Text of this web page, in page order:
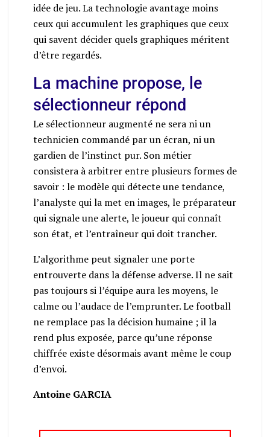
idée de jeu. La technologie avantage moins
ceux qui accumulent les graphiques que ceux
qui savent décider quels graphiques méritent
d’être regardés.
La machine propose, le
sélectionneur répond
Le sélectionneur augmenté ne sera ni un
technicien commandé par un écran, ni un
gardien de l’instinct pur. Son métier
consistera à arbitrer entre plusieurs formes de
savoir : le modèle qui détecte une tendance,
l’analyste qui la met en images, le préparateur
qui signale une alerte, le joueur qui connaît
son état, et l’entraîneur qui doit trancher.
L’algorithme peut signaler une porte
entrouverte dans la défense adverse. Il ne sait
pas toujours si l’équipe aura les moyens, le
calme ou l’audace de l’emprunter. Le football
ne remplace pas la décision humaine ; il la
rend plus exposée, parce qu’une réponse
chiffrée existe désormais avant même le coup
d’envoi.
Antoine GARCIA